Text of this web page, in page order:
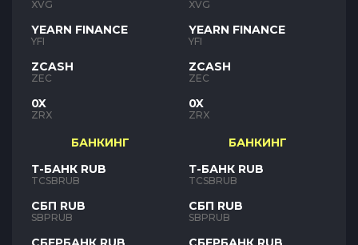
XVG
YEARN FINANCE
YFI
ZCASH
ZEC
0X
ZRX
БАНКИНГ
Т-БАНК RUB
TCSBRUB
СБП RUB
SBPRUB
XVG
YEARN FINANCE
YFI
ZCASH
ZEC
0X
ZRX
БАНКИНГ
Т-БАНК RUB
TCSBRUB
СБП RUB
SBPRUB